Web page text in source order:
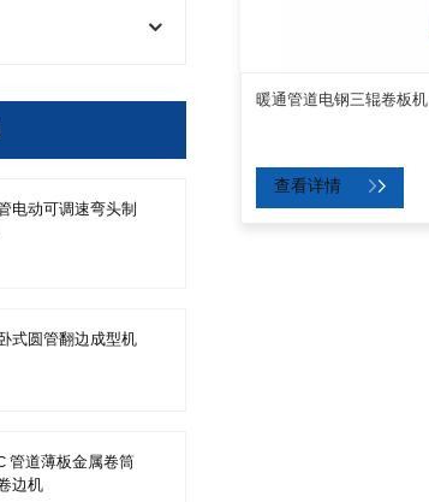
暖通管道电钢三辊卷板机
查看详情
电动可调速弯头制
式圆管翻边成型机
管道薄板金属卷筒
边机